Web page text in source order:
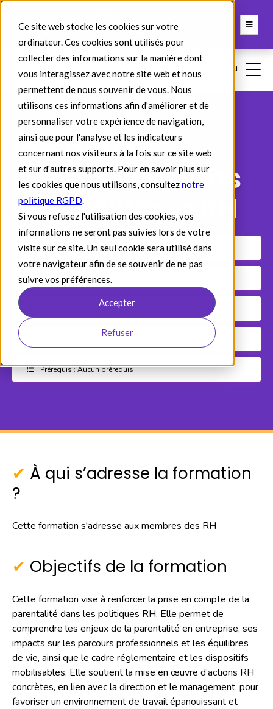
Ce site web stocke les cookies sur votre
ordinateur. Ces cookies sont utilisés pour
collecter des informations sur la manière dont
vous interagissez avec notre site web et nous
permettent de nous souvenir de vous. Nous
utilisons ces informations afin d'améliorer et de
personnaliser votre expérience de navigation,
ainsi que pour l'analyse et les indicateurs
concernant nos visiteurs à la fois sur ce site web
et sur d'autres supports. Pour en savoir plus sur
les cookies que nous utilisons, consulteznotre
politique RGPD.
Si vous refusez l'utilisation des cookies, vos
informations ne seront pas suivies lors de votre
visite sur ce site. Un seul cookie sera utilisé dans
votre navigateur afin de se souvenir de ne pas
suivre vos préférences.
Accepter
Refuser
Intégrer la
parentalité dans
une politique RH
Référence : 335
Publics : RH
Durée : 3 heures en présentiel ou classe virtuelle
Format : Présentiel ou classe à distance
Prérequis : Aucun prérequis
À qui s’adresse la formation
?
Cette formation s'adresse aux membres des RH
Objectifs de la formation
Cette formation vise à renforcer la prise en compte de la
parentalité dans les politiques RH. Elle permet de
comprendre les enjeux de la parentalité en entreprise, ses
impacts sur les parcours professionnels et les équilibres
de vie, ainsi que le cadre réglementaire et les dispositifs
mobilisables. Elle soutient la mise en œuvre d’actions RH
concrètes, en lien avec la direction et le management, pour
favoriser un environnement de travail épanouissant et